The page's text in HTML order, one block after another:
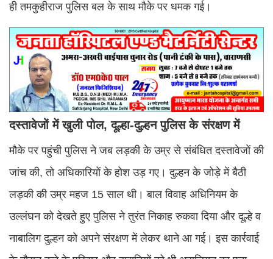
ही तमकुहीराज पुलिस बल के साथ मौके पर धमक गई।
दस्तावेजों में खुली पोल, दूल्हा-दुल्हन पुलिस के संरक्षण में
मौके पर पहुंची पुलिस ने जब लड़की के उम्र से संबंधित दस्तावेजों की
जांच की, तो अधिकारियों के होश उड़ गए। दुल्हन के जोड़े में बैठी
लड़की की उम्र महज 15 साल थी। बाल विवाह अधिनियम के
उल्लंघन को देखते हुए पुलिस ने तुरंत निकाह रुकवा दिया और दूल्हे व
नाबालिग दुल्हन को अपने संरक्षण में लेकर थाने आ गई। इस कार्रवाई